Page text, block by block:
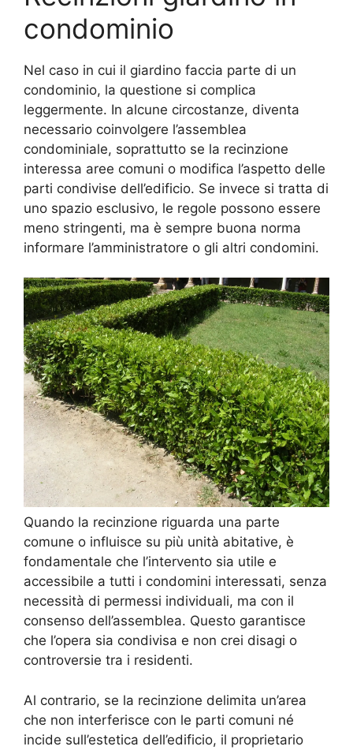
condominio
Nel caso in cui il giardino faccia parte di un
condominio, la questione si complica
leggermente. In alcune circostanze, diventa
necessario coinvolgere l’assemblea
condominiale, soprattutto se la recinzione
interessa aree comuni o modifica l’aspetto delle
parti condivise dell’edificio. Se invece si tratta di
uno spazio esclusivo, le regole possono essere
meno stringenti, ma è sempre buona norma
informare l’amministratore o gli altri condomini.
Quando la recinzione riguarda una parte
comune o influisce su più unità abitative, è
fondamentale che l’intervento sia utile e
accessibile a tutti i condomini interessati, senza
necessità di permessi individuali, ma con il
consenso dell’assemblea. Questo garantisce
che l’opera sia condivisa e non crei disagi o
controversie tra i residenti.
Al contrario, se la recinzione delimita un’area
che non interferisce con le parti comuni né
incide sull’estetica dell’edificio, il proprietario